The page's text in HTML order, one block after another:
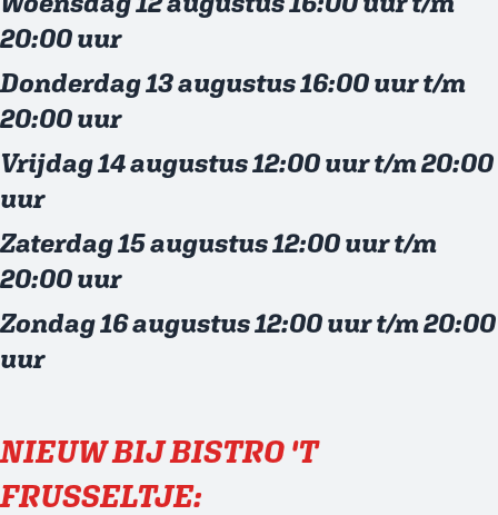
20:00 uur
Donderdag 13 augustus 16:00 uur t/m
20:00 uur
Vrijdag 14 augustus 12:00 uur t/m 20:00
uur
Zaterdag 15 augustus 12:00 uur t/m
20:00 uur
Zondag 16 augustus 12:00 uur t/m 20:00
uur
NIEUW BIJ BISTRO 'T
FRUSSELTJE: